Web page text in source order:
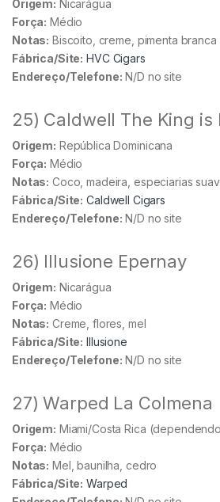
Origem: Nicarágua
Força: Médio
Notas: Biscoito, creme, pimenta branca
Fábrica/Site: HVC Cigars
Endereço/Telefone: N/D no site
25) Caldwell The King is
Origem: República Dominicana
Força: Médio
Notas: Coco, madeira, especiarias
Fábrica/Site: Caldwell Cigars
Endereço/Telefone: N/D no site
26) Illusione Epernay
Origem: Nicarágua
Força: Médio
Notas: Creme, flores, mel
Fábrica/Site: Illusione
Endereço/Telefone: N/D no site
27) Warped La Colmena
Origem: Miami/Costa Rica
Força: Médio
Notas: Mel, baunilha, cedro
Fábrica/Site: Warped